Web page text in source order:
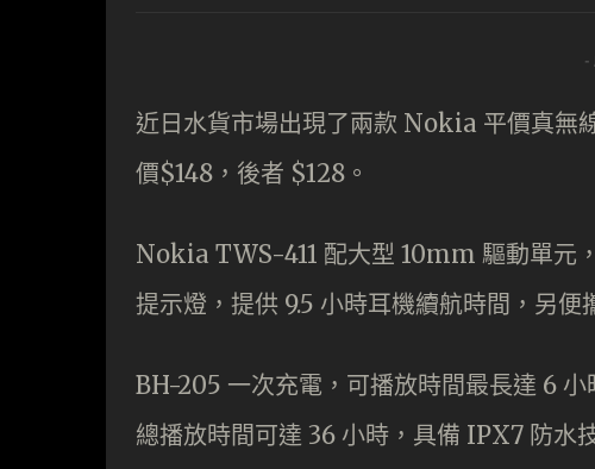
-
近日水貨市場出現了兩款 Nokia 平價真無
價$148，後者 $128。
Nokia TWS-411 配大型 10mm 驅動單元
提示燈，提供 9.5 小時耳機續航時間，另便
BH-205 一次充電，可播放時間最長達 6
總播放時間可達 36 小時，具備 IPX7 防水